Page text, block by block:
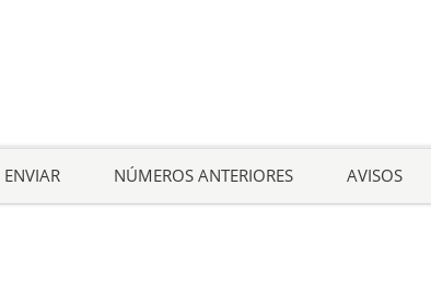
ENVIAR NÚMEROS ANTERIORES AVISOS